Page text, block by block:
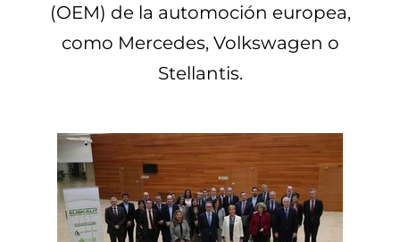
(OEM) de la automoción europea,
como Mercedes, Volkswagen o
Stellantis.